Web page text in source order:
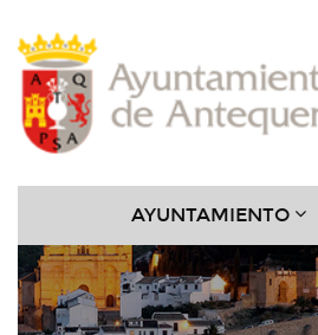
Cabecera
Pie
Menú
AYUNTAMIENTO???